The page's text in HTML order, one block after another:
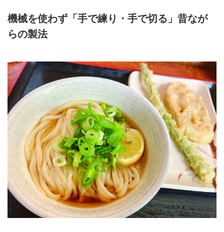
機械を使わず「手で練り・手で切る」昔なが
らの製法